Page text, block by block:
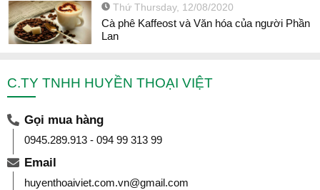
Thứ Thursday, 12/08/2020
Cà phê Kaffeost và Văn hóa của người Phần
Lan
C.TY TNHH HUYỀN THOẠI VIỆT
Gọi mua hàng
0945.289.913 - 094 99 313 99
Email
huyenthoaiviet.com.vn@gmail.com